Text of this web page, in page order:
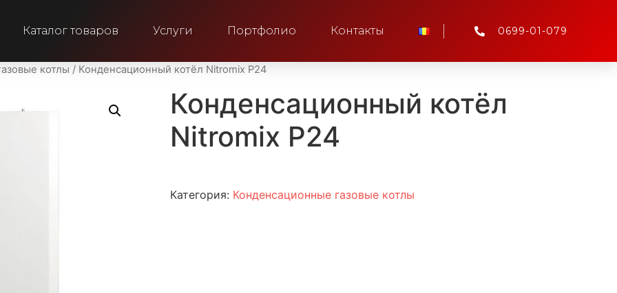
Каталог товаров Услуги Портфолио Контакты 0699-01-079
котлы / Конденсационный котёл Nitromix P24
Конденсационный котёл
Nitromix P24
Категория: Конденсационные газовые котлы